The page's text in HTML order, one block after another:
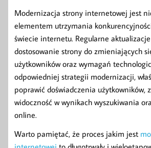
Modernizacja strony internetowej jest
elementem utrzymania
świecie internetu. Regularne
dostosowanie strony do zmieniających
użytkowników oraz wymagań
odpowiedniej strategii modernizacji,
poprawić doświadczenia użytkowników,
widoczność w wynikach wyszukiwania
online.
Warto pamiętać, że proces jakim jest